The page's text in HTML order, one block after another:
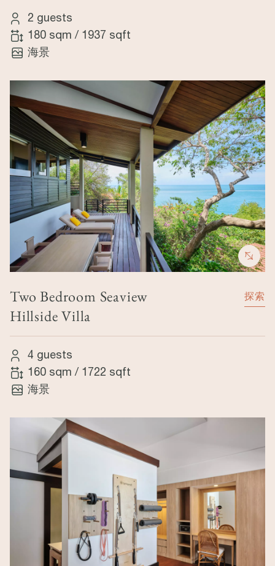
2 guests
180 sqm / 1937 sqft
海景
Two Bedroom Seaview
Hillside Villa
探索
4 guests
160 sqm / 1722 sqft
海景